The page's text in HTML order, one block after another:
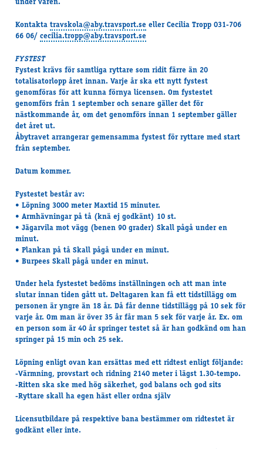
under våren.
Kontaktatravskola@aby.travsport.se eller Cecilia Tropp 031-706
66 06/cecilia.tropp@aby.travsport.se
FYSTEST
Fystest krävs för samtliga ryttare som ridit färre än 20
totalisatorlopp året innan. Varje år ska ett nytt fystest
genomföras för att kunna förnya licensen. Om fystestet
genomförs från 1 september och senare gäller det för
nästkommande år, om det genomförs innan 1 september gäller
det året ut.
Åbytravet arrangerar gemensamma fystest för ryttare med start
från september.
Datum kommer.
Fystestet består av:
• Löpning 3000 meter Maxtid 15 minuter.
• Armhävningar på tå (knä ej godkänt) 10 st.
• Jägarvila mot vägg (benen 90 grader) Skall pågå under en
minut.
• Plankan på tå Skall pågå under en minut.
• Burpees Skall pågå under en minut.
Under hela fystestet bedöms inställningen och att man inte
slutar innan tiden gått ut. Deltagaren kan få ett tidstillägg om
personen är yngre än 18 år. Då får denne tidstillägg på 10 sek för
varje år. Om man är över 35 år får man 5 sek för varje år. Ex. om
en person som är 40 år springer testet så är han godkänd om han
springer på 15 min och 25 sek.
Löpning enligt ovan kan ersättas med ett ridtest enligt följande:
-Värmning, provstart och ridning 2140 meter i lägst 1.30-tempo.
-Ritten ska ske med hög säkerhet, god balans och god sits
-Ryttare skall ha egen häst eller ordna själv
Licensutbildare på respektive bana bestämmer om ridtestet är
godkänt eller inte.